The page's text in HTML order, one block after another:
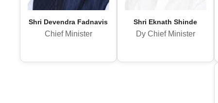
Shri Devendra Fadnavis
Chief Minister
Shri Eknath Shinde
Dy Chief Minister